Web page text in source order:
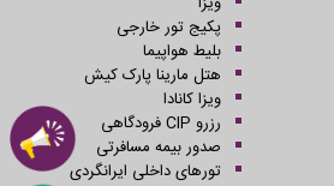
پکیج تور خارجی
بلیط هواپیما
هتل مارینا پارک کیش
ویزا کانادا
رزرو CIP فرودگاهی
صدور بیمه مسافرتی
تورهای داخلی ایرانگردی